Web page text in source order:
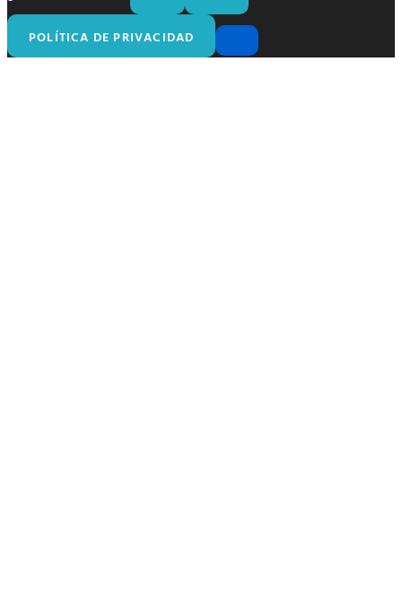
POLÍTICA DE PRIVACIDAD